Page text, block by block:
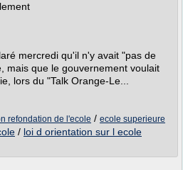
mercredi qu'il n'y avait "pas de
mais que le gouvernement voulait
lors du "Talk Orange-Le...
refondation de l'ecole / ecole superieure
/ loi d orientation sur l ecole